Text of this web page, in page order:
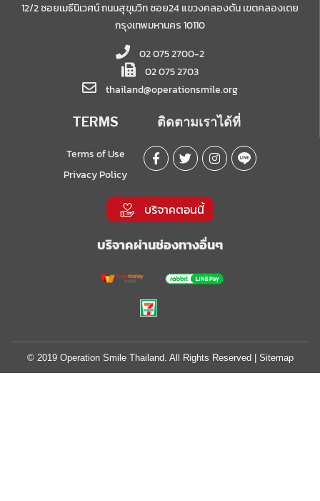
12/2 ซอยเมธีนิเวศน์ ถนนสุขุมวิท ซอย24 แขวงคลองตัน เขตคลองเตย
กรุงเทพมหานคร 10110
02 075 2700-2
02 075 2703
thailand@operationsmile.org
TERMS
Terms of Use
Privacy Policy
ติดตามเราได้ที่
บริจาคตอนนี้
บริจาคผ่านช่องทางอื่นๆ
© 2019 Operation Smile Thailand. All Rights Reserved | Sitemap